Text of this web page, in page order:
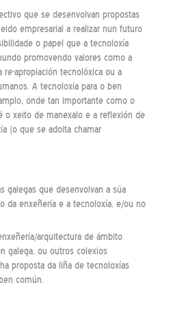
que se desenvolvan propostas
empresarial a realizar nun futuro
o papel que a tecnoloxía
promovendo valores como a
re-apropiación tecnolóxica ou a
A tecnoloxía para o ben
onde tan importante como o
o xeito de manexalo e a reflexión de
(o que se adoita chamar
galegas que desenvolvan a súa
da enxeñería e a tecnoloxía, e/ou no
arquitectura de ámbito
galega, ou outros colexios
proposta da liña de tecnoloxías
común.